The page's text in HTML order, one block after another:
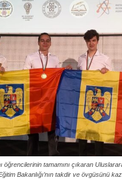
öğrencilerinin tamamını çıkaran
Bakanlığı’nın takdir ve övgüsünü